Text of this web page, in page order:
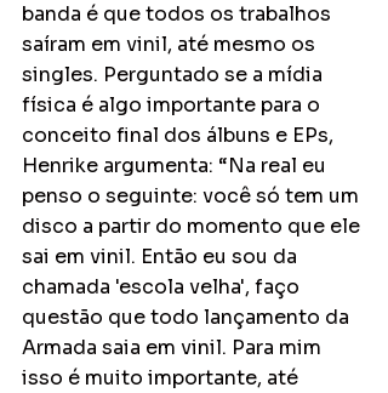
banda é que todos os trabalhos
saíram em vinil, até mesmo os
singles. Perguntado se a mídia
física é algo importante para o
conceito final dos álbuns e EPs,
Henrike argumenta: “Na real eu
penso o seguinte: você só tem um
disco a partir do momento que ele
sai em vinil. Então eu sou da
chamada 'escola velha', faço
questão que todo lançamento da
Armada saia em vinil. Para mim
isso é muito importante, até